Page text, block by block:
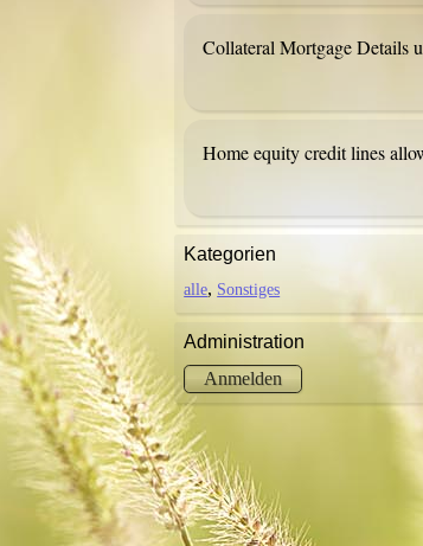
Collateral Mortgage Details
Home equity credit lines
Kategorien
alle Sonstiges
Administration
Anmelden